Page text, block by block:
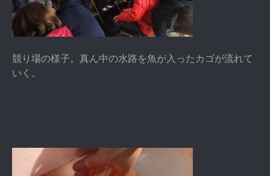
競り場の様子。真ん中の水路を魚が入ったカゴが流れて
いく。